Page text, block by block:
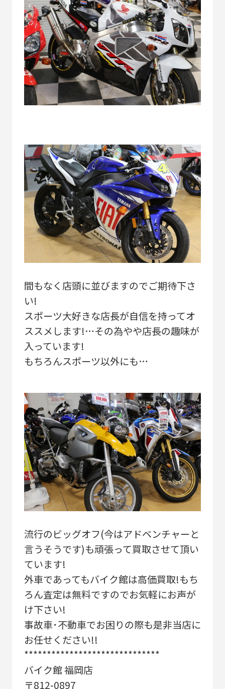
間もなく店頭に並びますのでご期待下さ
い!
スポーツ大好きな店長が自信を持ってオ
ススメします!…その為やや店長の趣味が
入っています!
もちろんスポーツ以外にも…
流行のビッグオフ(今はアドベンチャーと
言うそうです)も頑張って買取させて頂い
ています!
外車であってもバイク館は高価買取!もち
ろん査定は無料ですのでお気軽にお声が
け下さい!
事故車･不動車でお困りの際も是非当店に
お任せください!!
******************************
バイク館 福岡店
〒812-0897